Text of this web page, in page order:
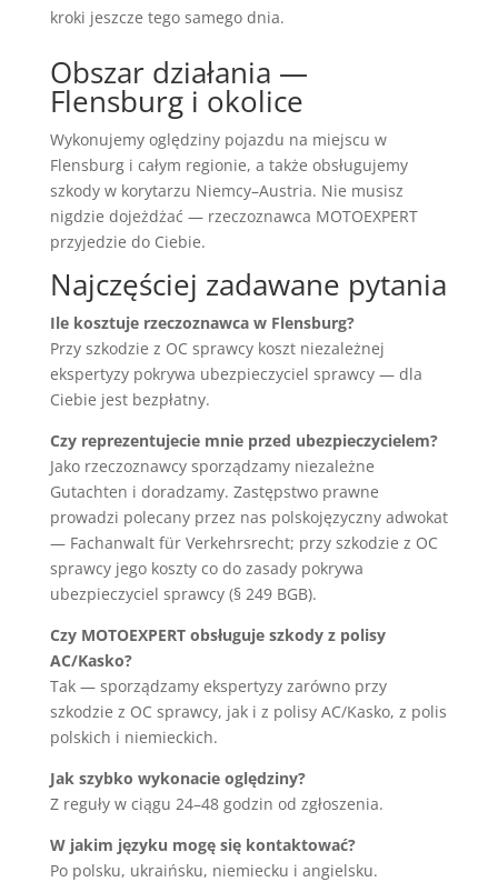
kroki jeszcze tego samego dnia.
Obszar działania —
Flensburg i okolice
Wykonujemy oględziny pojazdu na miejscu w
Flensburg i całym regionie, a także obsługujemy
szkody w korytarzu Niemcy–Austria. Nie musisz
nigdzie dojeżdżać — rzeczoznawca MOTOEXPERT
przyjedzie do Ciebie.
Najczęściej zadawane pytania
Ile kosztuje rzeczoznawca w Flensburg?
Przy szkodzie z OC sprawcy koszt niezależnej
ekspertyzy pokrywa ubezpieczyciel sprawcy — dla
Ciebie jest bezpłatny.
Czy reprezentujecie mnie przed ubezpieczycielem?
Jako rzeczoznawcy sporządzamy niezależne
Gutachten i doradzamy. Zastępstwo prawne
prowadzi polecany przez nas polskojęzyczny adwokat
— Fachanwalt für Verkehrsrecht; przy szkodzie z OC
sprawcy jego koszty co do zasady pokrywa
ubezpieczyciel sprawcy (§ 249 BGB).
Czy MOTOEXPERT obsługuje szkody z polisy
AC/Kasko?
Tak — sporządzamy ekspertyzy zarówno przy
szkodzie z OC sprawcy, jak i z polisy AC/Kasko, z polis
polskich i niemieckich.
Jak szybko wykonacie oględziny?
Z reguły w ciągu 24–48 godzin od zgłoszenia.
W jakim języku mogę się kontaktować?
Po polsku, ukraińsku, niemiecku i angielsku.